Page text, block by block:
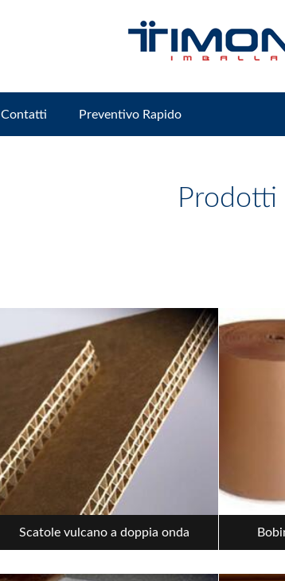
Contatti Preventivo Rapido
Prodotti
Scatole vulcano a doppia onda